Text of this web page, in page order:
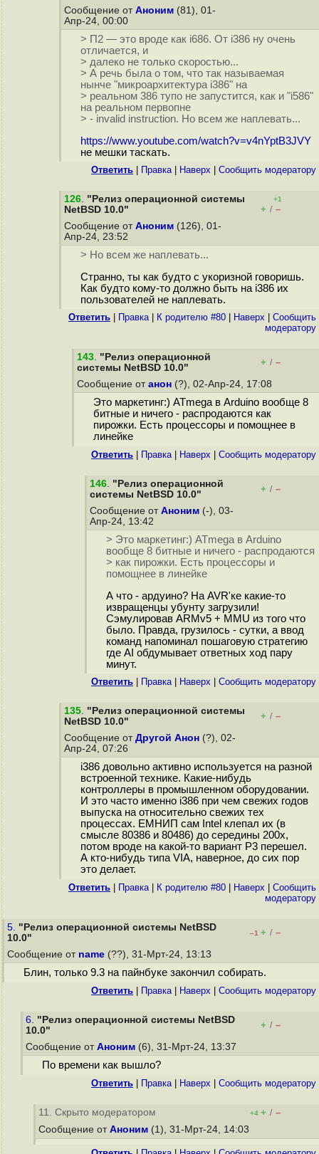
Сообщение от Аноним (81), 01-
Апр-24, 00:00
> П2 — это вроде как i686. От i386 ну очень
отличается, и
> далеко не только скоростью...
> А речь была о том, что так называемая
нынче "микроархитектура i386" на
> реальном 386 тупо не запустится, как и "i586"
на реальном первопне
> - invalid instruction. Но всем же наплевать...
https://www.youtube.com/watch?v=v4nYptB3JVY
не мешки таскать.
Ответить Правка| Наверх Cообщить модератору
126. "Релиз операционной системы
NetBSD 10.0"
+1
+ / –
Сообщение от Аноним (126), 01-
Апр-24, 23:52
> Но всем же наплевать...
Странно, ты как будто с укоризной говоришь.
Как будто кому-то должно быть на i386 их
пользователей не наплевать.
Ответить Правка| К родителю #80 Наверх
Cообщить
модератору
143. "Релиз операционной
системы NetBSD 10.0"
+ / –
Сообщение от анон (?), 02-Апр-24, 17:08
Это маркетинг:) ATmega в Arduino вообще 8
битные и ничего - распродаются как
пирожки. Есть процессоры и помощнее в
линейке
Ответить Правка| Наверх Cообщить модератору
146. "Релиз операционной
системы NetBSD 10.0"
+ / –
Сообщение от Аноним (-), 03-
Апр-24, 13:42
> Это маркетинг:) ATmega в Arduino
вообще 8 битные и ничего - распродаются
> как пирожки. Есть процессоры и
помощнее в линейке
А что - ардуино? На AVR'ке какие-то
извращенцы убунту загрузили!
Сэмулировав ARMv5 + MMU из того что
было. Правда, грузилось - сутки, а ввод
команд напоминал пошаговую стратегию
где AI обдумывает ответных ход пару
минут.
Ответить Правка| Наверх Cообщить модератору
135. "Релиз операционной системы
NetBSD 10.0"
+ / –
Сообщение от Другой Анон (?), 02-
Апр-24, 07:26
i386 довольно активно используется на разной
встроенной технике. Какие-нибудь
контроллеры в промышленном оборудовании.
И это часто именно i386 при чем свежих годов
выпуска на относительно свежих тех
процессах. ЕМНИП сам Intel клепал их (в
смысле 80386 и 80486) до середины 200х,
потом вроде на какой-то вариант P3 перешел.
А кто-нибудь типа VIA, наверное, до сих пор
это делает.
Ответить Правка| К родителю #80 Наверх
Cообщить
модератору
5. "Релиз операционной системы NetBSD
10.0"
–1 + / –
Сообщение от name (??), 31-Мрт-24, 13:13
Блин, только 9.3 на пайнбуке закончил собирать.
Ответить Правка| Наверх Cообщить модератору
6. "Релиз операционной системы NetBSD
10.0"
+ / –
Сообщение от Аноним (6), 31-Мрт-24, 13:37
По времени как вышло?
Ответить Правка| Наверх Cообщить модератору
11. Скрыто модератором +4 + / –
Сообщение от Аноним (1), 31-Мрт-24, 14:03